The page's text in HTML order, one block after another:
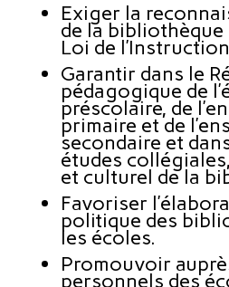
Exiger la
de la bibliothèque
Loi de
Garantir dans le
pédagogique de
préscolaire, de
primaire et de
secondaire et
études
et culturel de la
Favoriser
politique des
les écoles.
Promouvoir
personnels des